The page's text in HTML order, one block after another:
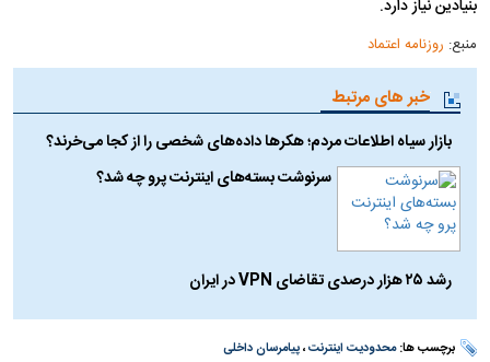
بنیادین نیاز دارد.
منبع: روزنامه اعتماد
خبر های مرتبط
بازار سیاه اطلاعات مردم؛ هکر‌ها داده‌های شخصی را از کجا می‌خرند؟
سرنوشت بسته‌های اینترنت پرو چه شد؟
رشد ۲۵ هزار درصدی تقاضای VPN در ایران
برچسب ها:محدودیت اینترنت،پیامرسان داخلی